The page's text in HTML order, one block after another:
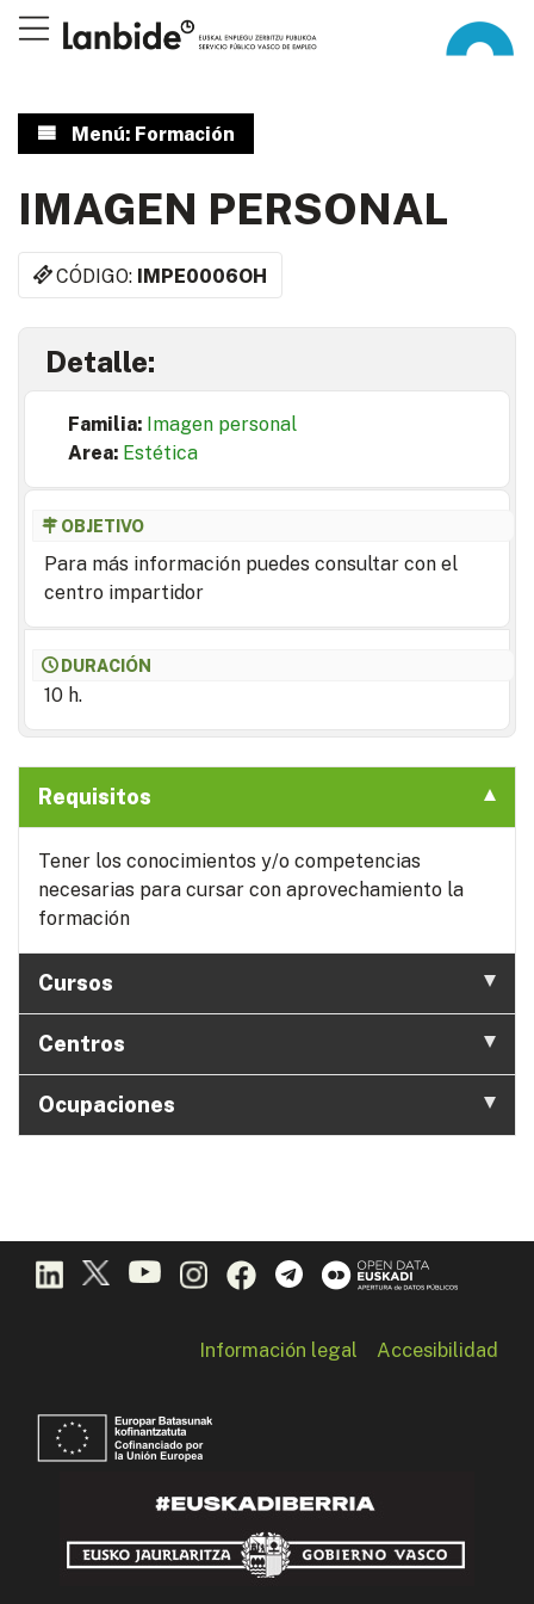
Menú: Formación
IMAGEN PERSONAL
CÓDIGO: IMPE0006OH
Detalle:
Familia: Imagen personal
Area: Estética
OBJETIVO
Para más información puedes consultar con el
centro impartidor
DURACIÓN
10 h.
Requisitos
Tener los conocimientos y/o competencias
necesarias para cursar con aprovechamiento la
formación
Cursos
Centros
Ocupaciones
Información legal Accesibilidad